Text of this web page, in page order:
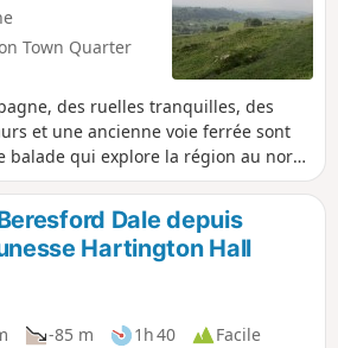
Town Quarter
des ruelles tranquilles, des
et une ancienne voie ferrée sont
balade qui explore la région au nord
L'itinéraire se trouve
même si dans la dernière
pourras aussi profiter de belles vues
L'itinéraire comprend de
de cette partie du Peak
village de Biggin et la partie
de la Dove.
Dale depuis
Hartington Hall
-85 m 1h 40
Facile